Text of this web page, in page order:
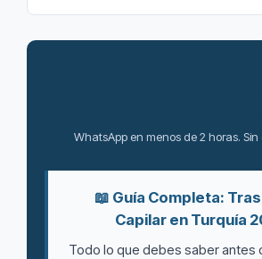
WhatsApp en menos de 2 horas. Sin
📖 Guía Completa:
Capilar en Turquía
Todo lo que debes saber antes